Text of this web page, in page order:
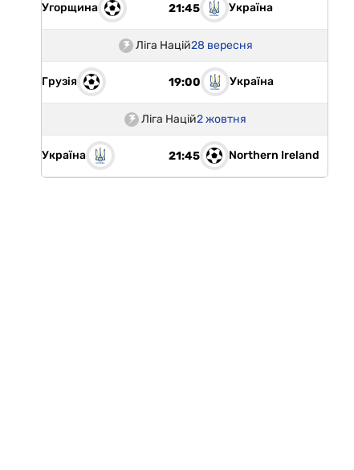
Угорщина 21:45 Україна
Ліга Націй28 вересня
Грузія 19:00 Україна
Ліга Націй2 жовтня
Україна 21:45 Northern Ireland